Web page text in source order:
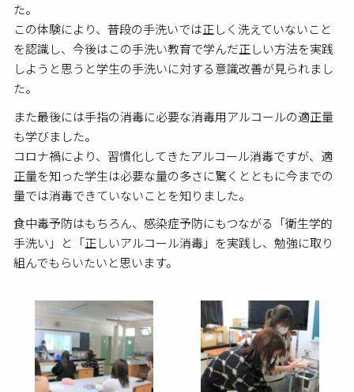
た。
この体験により、普段の手洗いでは正しく洗えていないこと
を認識し、今後はこの手洗い教育で学んだ正しい方法を実践
しようと思うと学生の手洗いに対する意識改善が見られまし
た。
また最後には手指の消毒に必要な消毒用アルコールの適正量
も学びました。
コロナ禍により、習慣化してきたアルコール消毒ですが、適
正量を知った学生は必要な量の多さに驚くとともに今までの
量では消毒できていないことを知りました。
食中毒予防はもちろん、感染症予防にもつながる「衛生学的
手洗い」と「正しいアルコール消毒」を実践し、勉強に取り
組んでもらいたいと思います。